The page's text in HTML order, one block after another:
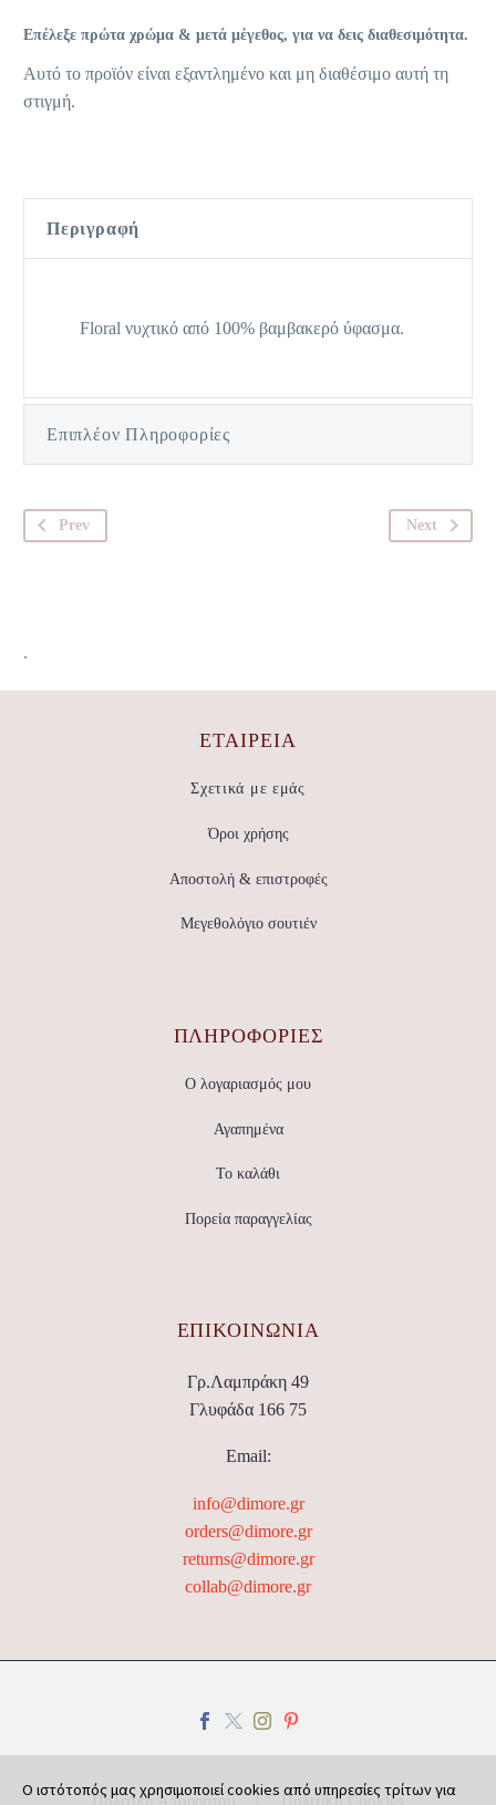
Επέλεξε πρώτα χρώμα & μετά μέγεθος, για να δεις διαθεσιμότητα.
Αυτό το προϊόν είναι εξαντλημένο και μη διαθέσιμο αυτή τη
στιγμή.
Περιγραφή
Floral νυχτικό από 100% βαμβακερό ύφασμα.
Επιπλέον Πληροφορίες
Prev Next
.
ΕΤΑΙΡΕΊΑ
Σχετικά με εμάς
Όροι χρήσης
Αποστολή & επιστροφές
Μεγεθολόγιο σουτιέν
ΠΛΗΡΟΦΟΡΙΕΣ
Ο λογαριασμός μου
Αγαπημένα
Το καλάθι
Πορεία παραγγελίας
ΕΠΙΚΟΙΝΩΝΊΑ
Γρ.Λαμπράκη 49
Γλυφάδα 166 75
Email:
info@dimore.gr
orders@dimore.gr
returns@dimore.gr
collab@dimore.gr
Πολιτική Απορρήτου Πολιτική Cookies
Ο ιστότοπός μας χρησιμοποιεί cookies από υπηρεσίες τρίτων για